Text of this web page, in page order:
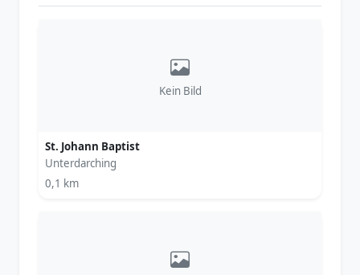
Kein Bild
St. Johann Baptist
Unterdarching
0,1 km